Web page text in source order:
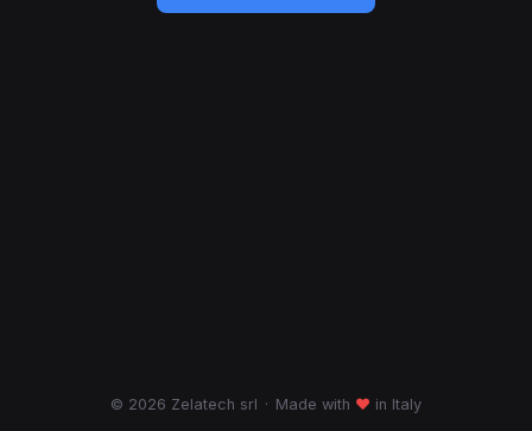
© 2026 Zelatech srl · Made with ♥ in Italy